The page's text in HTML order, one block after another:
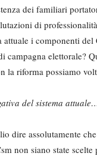
dei familiari
di
attuale i componenti del
campagna elettorale?
la riforma possiamo
del sistema
dire assolutamente
non siano state